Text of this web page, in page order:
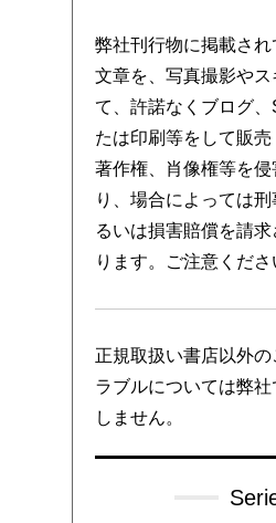
弊社刊行物に掲載さ
文章を、写真撮影や
て、許諾なくブログ、
たは印刷等をして販
著作権、肖像権等を
り、場合によっては
るいは損害賠償を請
ります。ご注意くださ
正規取扱い書店以外の
ラブルについては弊
しません。